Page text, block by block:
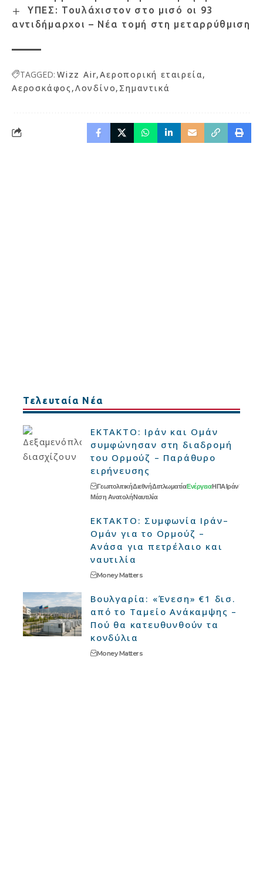
ΥΠΕΣ: Τουλάχιστον στο μισό οι 93
αντιδήμαρχοι – Νέα τομή στη μεταρρύθμιση
TAGGED: Wizz Air Αεροπορική εταιρεία
Αεροσκάφος Λονδίνο Σημαντικά
Τελευταία Νέα
ΕΚΤΑΚΤΟ: Ιράν και Ομάν
συμφώνησαν στη διαδρομή
του Ορμούζ – Παράθυρο
ειρήνευσης
ΓεωπολιτικήΔιεθνήΔιπλωματίαΕνέργειαΗΠΑΙράν
Μέση ΑνατολήΝαυτιλία
ΕΚΤΑΚΤΟ: Συμφωνία Ιράν–
Ομάν για το Ορμούζ –
Ανάσα για πετρέλαιο και
ναυτιλία
Money Matters
Βουλγαρία: «Ένεση» €1 δισ.
από το Ταμείο Ανάκαμψης –
Πού θα κατευθυνθούν τα
κονδύλια
Money Matters